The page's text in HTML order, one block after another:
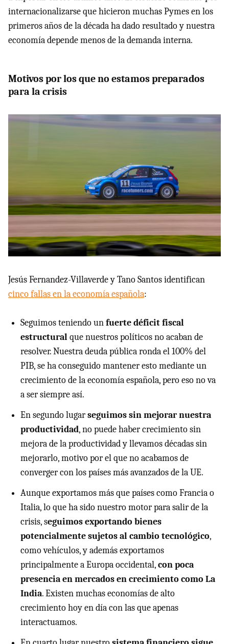
internacionalizarse que hicieron muchas Pymes en los
primeros años de la década ha dado resultado y nuestra
economía depende menos de la demanda interna.
Motivos por los que no estamos preparados
para la crisis
Jesús Fernandez-Villaverde y Tano Santos identifican
cinco fallas en la economía española:
Seguimos teniendo unfuerte déficit fiscal
estructuralque nuestros políticos no acaban de
resolver. Nuestra deuda pública ronda el 100% del
PIB, se ha conseguido mantener esto mediante un
crecimiento de la economía española, pero eso no va
a ser siempre así.
En segundo lugarseguimos sin mejorar nuestra
productividad, no puede haber crecimiento sin
mejora de la productividad y llevamos décadas sin
mejorarlo, motivo por el que no acabamos de
converger con los países más avanzados de la UE.
Aunque exportamos más que países como Francia o
Italia, lo que ha sido nuestro motor para salir de la
crisis, seguimos exportando bienes
potencialmente sujetos al cambio tecnológico,
como vehículos, y además exportamos
principalmente a Europa occidental,con poca
presencia en mercados en crecimiento como La
India. Existen muchas economías de alto
crecimiento hoy en día con las que apenas
interactuamos.